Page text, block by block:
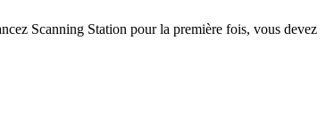
Scanning Station pour la première fois, vous devez